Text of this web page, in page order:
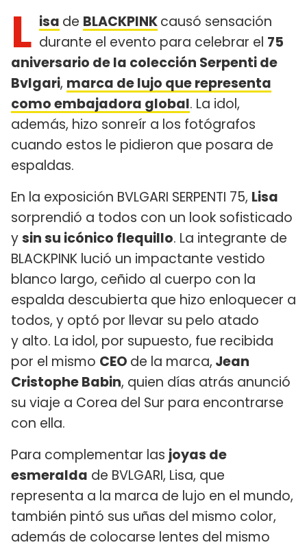
L isa de BLACKPINKcausó sensación
durante el evento para celebrar el 75
aniversario de la colección Serpenti de
Bvlgari, marca de lujo que representa
como embajadora global. La idol,
además, hizo sonreír a los fotógrafos
cuando estos le pidieron que posara de
espaldas.
En la exposición BVLGARI SERPENTI 75, Lisa
sorprendió a todos con un look sofisticado
ysin su icónico flequillo. La integrante de
BLACKPINK lució un impactante vestido
blanco largo, ceñido al cuerpo con la
espalda descubierta que hizo enloquecer a
todos, y optó por llevar su pelo atado
y alto. La idol, por supuesto, fue recibida
por el mismo CEO de la marca, Jean
Cristophe Babin, quien días atrás anunció
su viaje a Corea del Sur para encontrarse
con ella.
Para complementar las joyas de
esmeralda de BVLGARI, Lisa, que
representa a la marca de lujo en el mundo,
también pintó sus uñas del mismo color,
además de colocarse lentes del mismo